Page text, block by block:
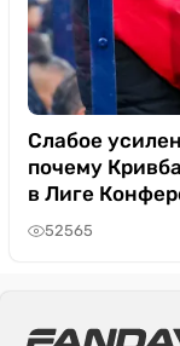
Слабое
почему
в Лиге
52565